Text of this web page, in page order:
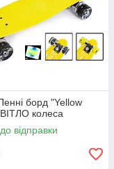
борд "Yellow
колеса
відправки